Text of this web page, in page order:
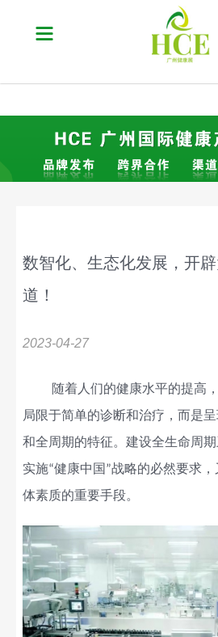

数智化、生态化发展，开
道！
2023-04-27
随着人们的健康水平的提高
局限于简单的诊断和治疗，而是
和全周期的特征。建设全生命周
实施“健康中国 ”战略的必然要求
体素质的重要手段。